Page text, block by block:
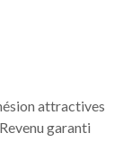
attractives
garanti